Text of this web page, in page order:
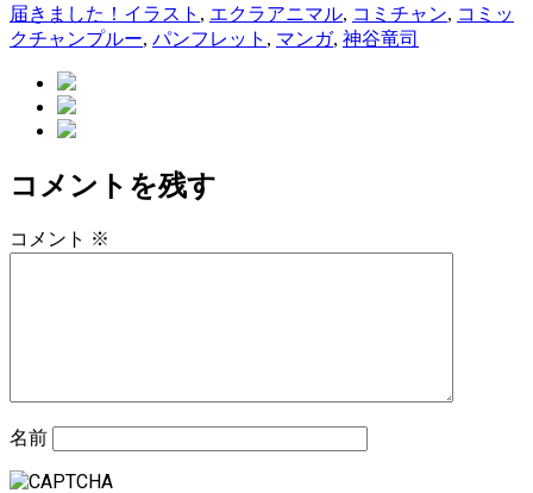
稿
者
稿
日:
テ
ゴ
届きました！ タ
グ
イラスト , エクラアニマル, コミチャン, コミッ
クチャンプルー, パンフレット , マンガ, 神谷竜司
コメントを残す
コメント ※
名前